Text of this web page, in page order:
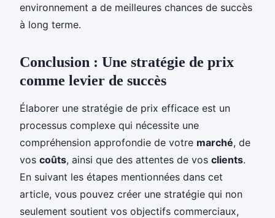
environnement a de meilleures chances de succès
à long terme.
Conclusion : Une stratégie de prix
comme levier de succès
Élaborer une stratégie de prix efficace est un
processus complexe qui nécessite une
compréhension approfondie de votre marché, de
vos coûts, ainsi que des attentes de vos clients.
En suivant les étapes mentionnées dans cet
article, vous pouvez créer une stratégie qui non
seulement soutient vos objectifs commerciaux,